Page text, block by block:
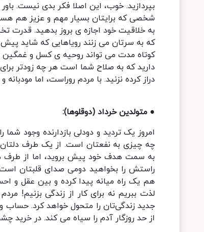
بپردازید. خوب، این اصلا فکر بدی نیست.
شخصی که برایتان بسیار مهم و عزیز هم
به خلاقیت خود اجازه ی بروز بدهید. قدرت
که به سرتان می زنند رویاهایی که شاید
کوتاه مدت می تواند روحیه ی کسل و غمگین
دارید که به صلاح شما است هر چه زودتر
دراز کرده نزنید. با مردم روراست، اما مودبانه
● متولدین خرداد (دوقلوها):
امروز یک تردید و دودلی بازدارنده وجود
چه چیزی به نفعتان است. از یک طرف دلتان
به سمت هدف خود پیش بروید، اما از طرف
راستش را بخواهید دومی صدای قلبتان
هم یک راه میانه پیدا کرده و بین عقل و
لذت ببریم نه برای کار از زندگی بزنیم!
جدید زندگی‌تان را متحول خواهد کرد.
از حد روزگار آدم را سیاه می کند. در خرید